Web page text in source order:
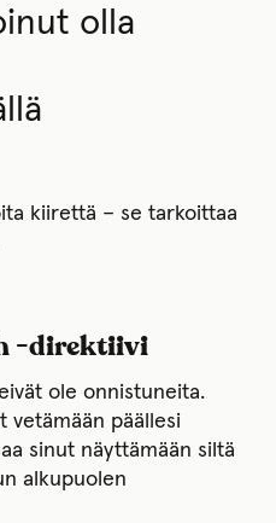
olla
kiirettä – se tarkoittaa
-direktiivi
ole onnistuneita.
vetämään päällesi
sinut näyttämään siltä
alkupuolen